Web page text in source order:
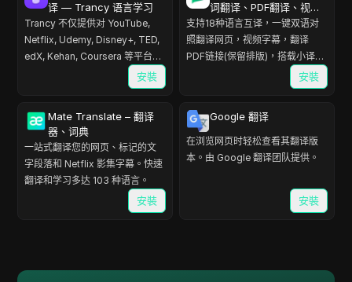
译 — Trancy 语言学习
Trancy 不仅提供对 YouTube,
Netflix, Udemy, Disney+, TED,
edX, Kehan, Coursera 等平台的
双语字幕支持，还能实现对普通
网页的 AI 划词/划句翻译、全文沉
全能助手。
安裝
词翻译、PDF翻译、视频
字幕翻译
支持18种语言互译，一键双语对
照翻译网页，视频字幕，翻译
PDF链接(保留排版)，搭载小译
V4、Deepseek、GLM等多种模
型，内置10万+行业术语库，译文
安裝
Mate Translate – 翻译
器、词典
一站式翻译您的网页、标记的文
字段落和 Netflix 影集字幕。快速
翻译和学习多达 103 种语言。
安裝
Google 翻译
在浏览网页时轻松查看其翻译版
本。由 Google 翻译团队提供。
安裝